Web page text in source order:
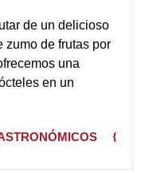
de un delicioso
zumo de frutas por
una
en un